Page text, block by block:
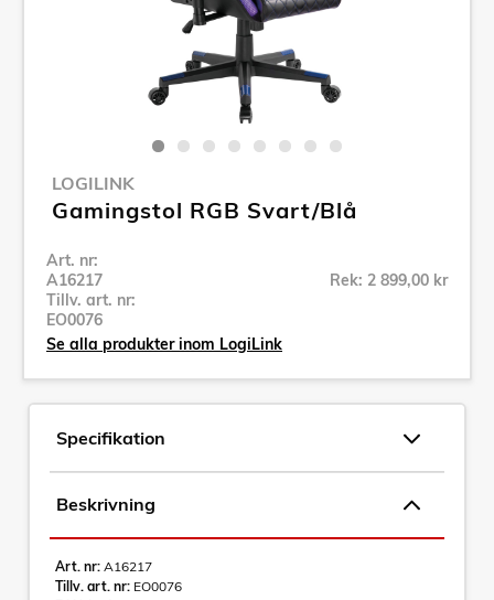
LOGILINK
Gamingstol RGB Svart/Blå
Art. nr:
A16217
Tillv. art. nr:
EO0076
Rek: 2 899,00 kr
Se alla produkter inom LogiLink
Specifikation
Beskrivning
Art. nr: A16217
Tillv. art. nr: EO0076